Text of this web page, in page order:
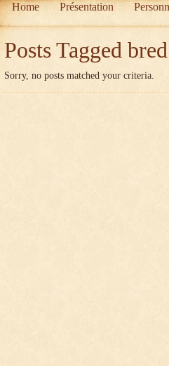
Home Présentation
Posts Tagged
Sorry, no posts matched your criteria.